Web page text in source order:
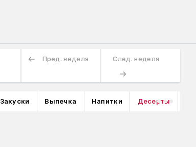
Пред. неделя След. неделя
Закуски Выпечка Напитки Десерты